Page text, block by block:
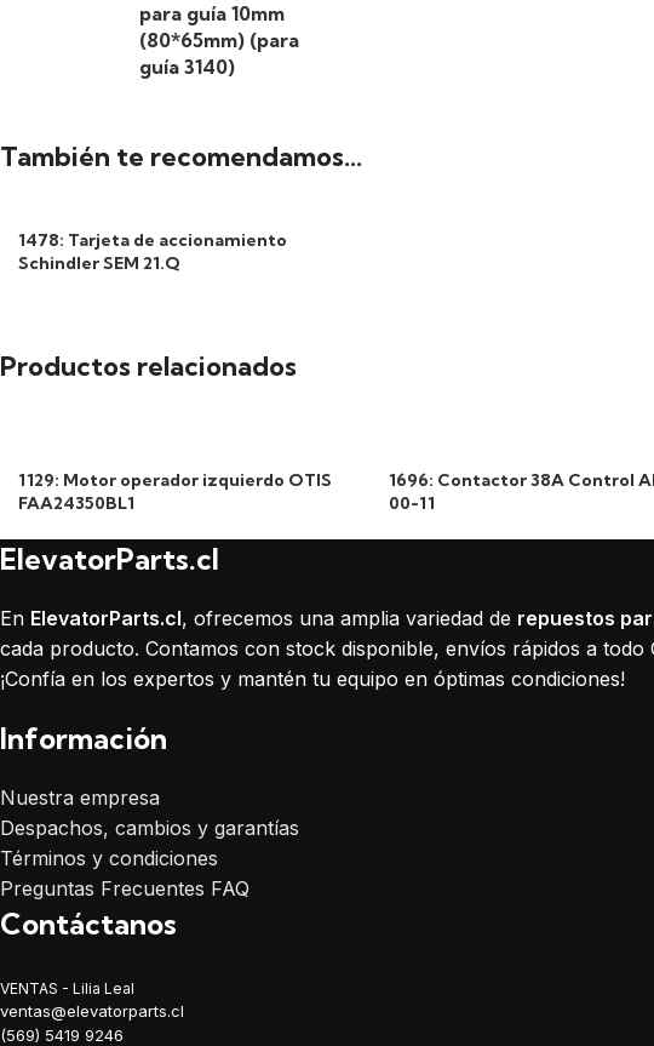
para guía 10mm
(80*65mm) (para
guía 3140)
También te recomendamos…
1478: Tarjeta de accionamiento
Schindler SEM 21.Q
Productos relacionados
1129: Motor operador izquierdo OTIS
FAA24350BL1
1696: Contactor 38A Control
00-11
ElevatorParts.cl
En ElevatorParts.cl, ofrecemos una amplia variedad de repuestos
cada producto. Contamos con stock disponible, envíos rápidos a
¡Confía en los expertos y mantén tu equipo en óptimas condiciones!
Información
Nuestra empresa
Despachos, cambios y garantías
Términos y condiciones
Preguntas Frecuentes FAQ
Contáctanos
VENTAS - Lilia Leal
ventas@elevatorparts.cl
(569) 5419 9246